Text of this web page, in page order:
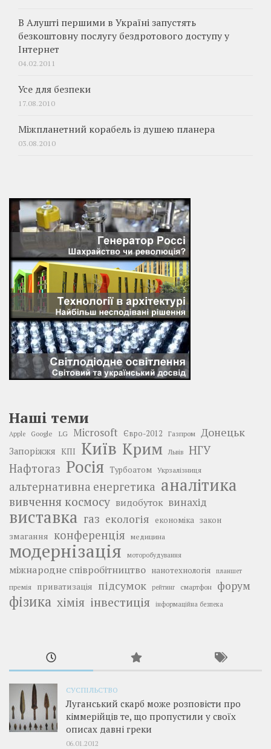
В Алушті першими в Україні запустять
безкоштовну послугу бездротового доступу у
Інтернет
04.02.2011
Усе для безпеки
17.08.2010
Міжпланетний корабель із душею планера
03.08.2010
Наші теми
Apple Google LG Microsoft Євро-2012 Газпром Донецьк
Запоріжжя КПІ Київ Крим Львів
НГУ
Нафтогаз Росія Турбоатом Укрзалізниця
альтернативна енергетика аналітика
вивчення космосу видобуток винахід
виставка газ екологія економіка закон
змагання конференція медицина
модернізація моторобудування
міжнародне співробітництво нанотехнологія планшет
премія приватизація підсумок рейтинг смартфон форум
фізика хімія інвестиція інформаційна безпека
СУСПІЛЬСТВО
Луганський скарб може розповісти про
кіммерійців те, що пропустили у своїх
описах давні греки
06.01.2012